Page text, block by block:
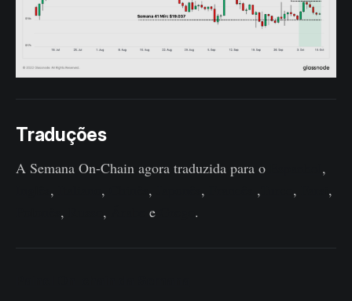
Traduções
A Semana On-Chain agora traduzida para o
,
, , , , , ,
,
, , e .